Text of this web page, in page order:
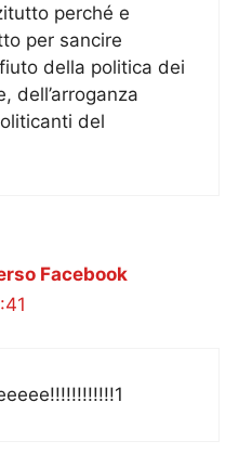
perché e
per sancire
della politica dei
dell’arroganza
del
Facebook